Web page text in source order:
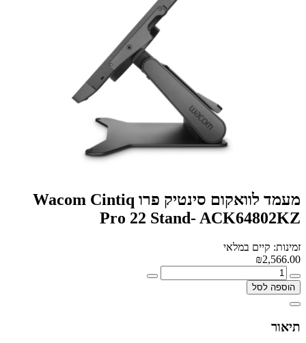
מעמד לוואקום סינטיק פרו Wacom Cintiq
Pro 22 Stand- ACK64802KZ
זמינות: קיים במלאי
₪2,566.00
הוספה לסל
תיאור